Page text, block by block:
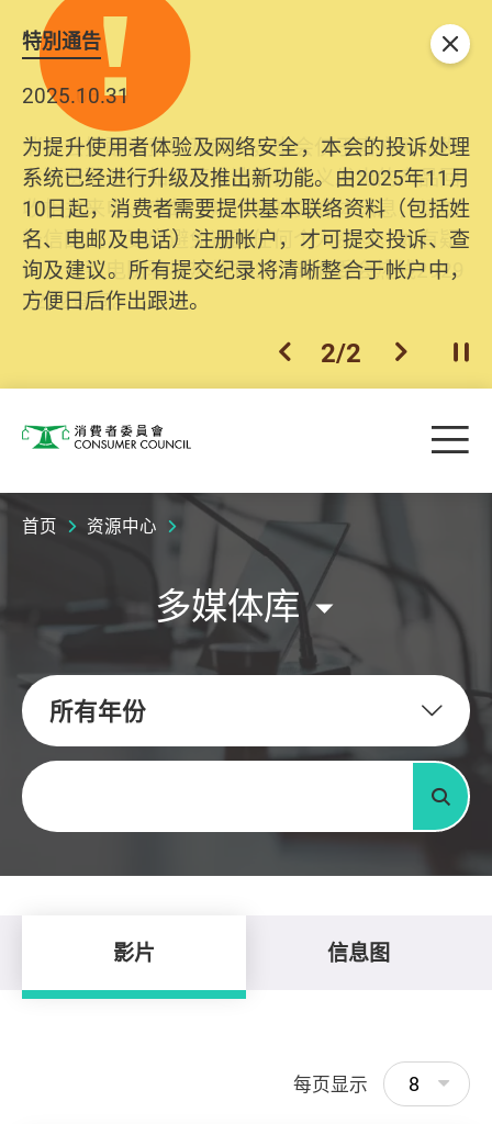
特別通告
2025.10.31
为提升使用者体验及网络安全，本会的投诉处理
系统已经进行升级及推出新功能。由2025年11月
10日起，消费者需要提供基本联络资料（包括姓
名、电邮及电话）注册帐户，才可提交投诉、查
询及建议。所有提交纪录将清晰整合于帐户中，
方便日后作出跟进。
上一个
2/2 下一个开
关闭
消费者委员会 目
首页 资源中心
多媒体库
所有年份
关键字
搜寻
影片 信息图
每页显示 8